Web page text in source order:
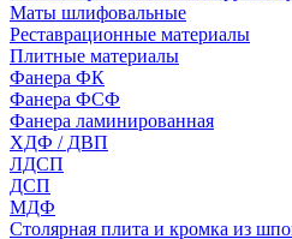
Маты шлифовальные
Реставрационные материалы
Плитные материалы
Фанера ФК
Фанера ФСФ
Фанера ламинированная
ХДФ / ДВП
ЛДСП
ДСП
МДФ
Столярная плита и кромка из